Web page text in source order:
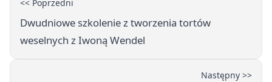
<< Poprzedni
Dwudniowe szkolenie z tworzenia tortów
weselnych z Iwoną Wendel
Następny >>